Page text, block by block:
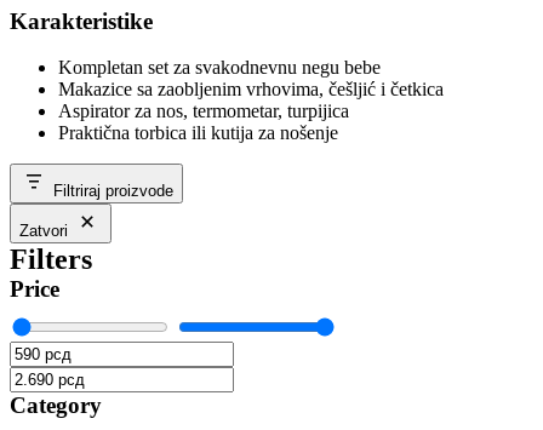
Karakteristike
Kompletan set za svakodnevnu negu bebe
Makazice sa zaobljenim vrhovima, češljić i četkica
Aspirator za nos, termometar, turpijica
Praktična torbica ili kutija za nošenje
Filtriraj proizvode
Zatvori
Filters
Price
Category